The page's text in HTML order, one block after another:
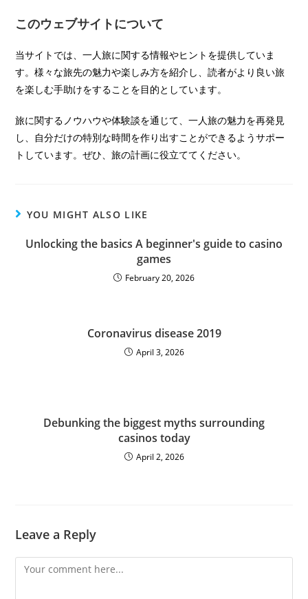
このウェブサイトについて
当サイトでは、一人旅に関する情報やヒントを提供していま
す。様々な旅先の魅力や楽しみ方を紹介し、読者がより良い旅
を楽しむ手助けをすることを目的としています。
旅に関するノウハウや体験談を通じて、一人旅の魅力を再発見
し、自分だけの特別な時間を作り出すことができるようサポー
トしています。ぜひ、旅の計画に役立ててください。
YOU MIGHT ALSO LIKE
Unlocking the basics A beginner's guide to casino
games
February 20, 2026
Coronavirus disease 2019
April 3, 2026
Debunking the biggest myths surrounding
casinos today
April 2, 2026
Leave a Reply